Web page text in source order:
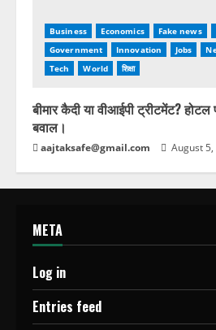
Business Economics Fake news
Government
Innovation Jobs
Tech
World शिक्षा
बीमार कैदी या वीआईपी ट्रीटमेंट?
बवाल।
aajtaksafe@gmail.com August
META
Log in
Entries feed